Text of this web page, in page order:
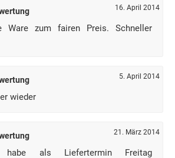
16. April 2014
Ware zum fairen Preis. Schneller
5. April 2014
wieder
21. März 2014
als Liefertermin Freitag